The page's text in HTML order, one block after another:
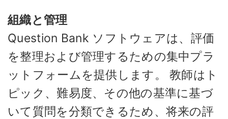
組織と管理
Question Bank ソフトウェアは、評価
を整理および管理するための集中プラ
ットフォームを提供します。 教師はト
ピック、難易度、その他の基準に基づ
いて質問を分類できるため、将来の評